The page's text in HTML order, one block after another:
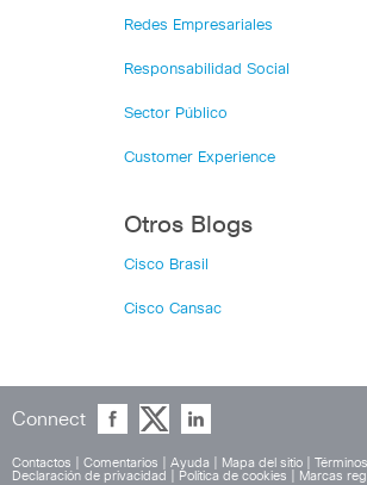
Redes Empresariales
Responsabilidad Social
Sector Público
Customer Experience
Otros Blogs
Cisco Brasil
Cisco Cansac
Connect
Contactos Comentarios Ayuda Mapa del sitio
Declaración de privacidad
Política de cookies
Marcas